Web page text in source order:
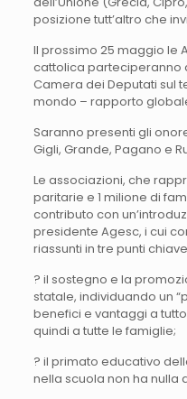
posizione tutt’altro che
Il prossimo 25 maggio le
cattolica parteciperanno
Camera dei Deputati sul
mondo – rapporto globale
Saranno presenti gli
Gigli, Grande, Pagano e
Le associazioni, che
paritarie e 1 milione di
contributo con
presidente Agesc, i cui
riassunti in tre punti
? il sostegno e la
statale, individuando un
benefici e vantaggi a
quindi a tutte le famiglie;
? il primato educativo
nella scuola non ha nulla